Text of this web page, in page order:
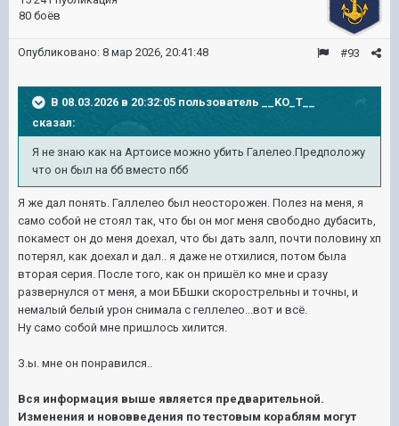
80 боёв
#93
Опубликовано: 8 мар 2026, 20:41:48
В 08.03.2026 в 20:32:05 пользователь
__KO_T__
сказал:
Я не знаю как на Артоисе можно убить Галелео.Предположу
что он был на бб вместо пбб
Я же дал понять. Галлелео был неосторожен. Полез на меня, я
само собой не стоял так, что бы он мог меня свободно дубасить,
покамест он до меня доехал, что бы дать залп, почти половину хп
потерял, как доехал и дал.. я даже не отхилися, потом была
вторая серия. После того, как он пришёл ко мне и сразу
развернулся от меня, а мои ББшки скорострельны и точны, и
немалый белый урон снимала с геллелео...вот и всё.
Ну само собой мне пришлось хилится.
З.ы. мне он понравился..
Вся информация выше является предварительно й .
Изменения и нововведения по тестовым кораблям могут